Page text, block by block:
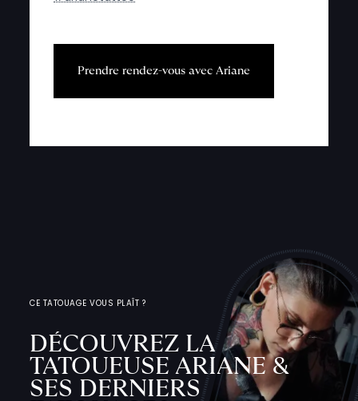
Prendre rendez-vous avec Ariane
CE TATOUAGE VOUS PLAÎT ?
DÉCOUVREZ LA
TATOUEUSE ARIANE &
SES DERNIERS